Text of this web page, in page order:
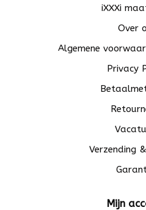
iXXXi
Over
Algemene
Privacy
Verzending
Mijn